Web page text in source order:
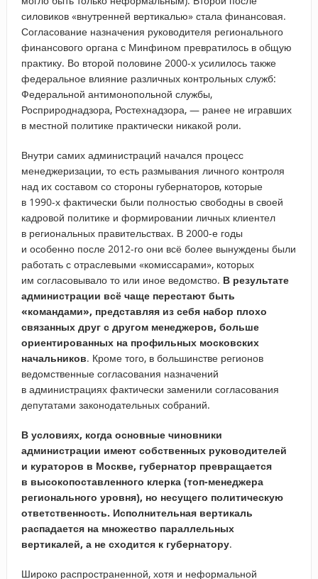
силовиков «внутренней вертикалью» стала финансовая.
Согласование назначения руководителя регионального
финансового органа с Минфином превратилось в общую
практику. Во второй половине 2000-х усилилось также
федеральное влияние различных контрольных служб:
Федеральной антимонопольной службы,
Росприроднадзора, Ростехнадзора, — ранее не игравших
в местной политике практически никакой роли.
Внутри самих администраций начался процесс
менеджеризации, то есть размывания личного контроля
над их составом со стороны губернаторов, которые
в 1990-х фактически были полностью свободны в своей
кадровой политике и формировании личных клиентел
в региональных правительствах. В 2000-е годы
и особенно после 2012-го они всё более вынуждены были
работать с отраслевыми «комиссарами», которых
им согласовывало то или иное ведомство. В результате
администрации всё чаще перестают быть
«командами», представляя из себя набор плохо
связанных друг с другом менеджеров, больше
ориентированных на профильных московских
начальников. Кроме того, в большинстве регионов
ведомственные согласования назначений
в администрациях фактически заменили согласования
депутатами законодательных собраний.
В условиях, когда основные чиновники
администрации имеют собственных руководителей
и кураторов в Москве, губернатор превращается
в высокопоставленного клерка (топ-менеджера
регионального уровня), но несущего политическую
ответственность. Исполнительная вертикаль
распадается на множество параллельных
вертикалей, а не сходится к губернатору.
Широко распространенной, хотя и неформальной